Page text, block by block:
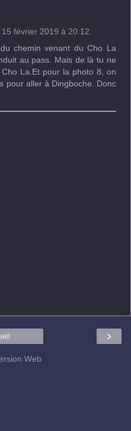
15 février 2019 à 20:12
chemin venant du Cho La
au pass. Mais de là tu ne
La.Et pour la photo 8, on
pour aller à Dingboche. Donc
›
Web